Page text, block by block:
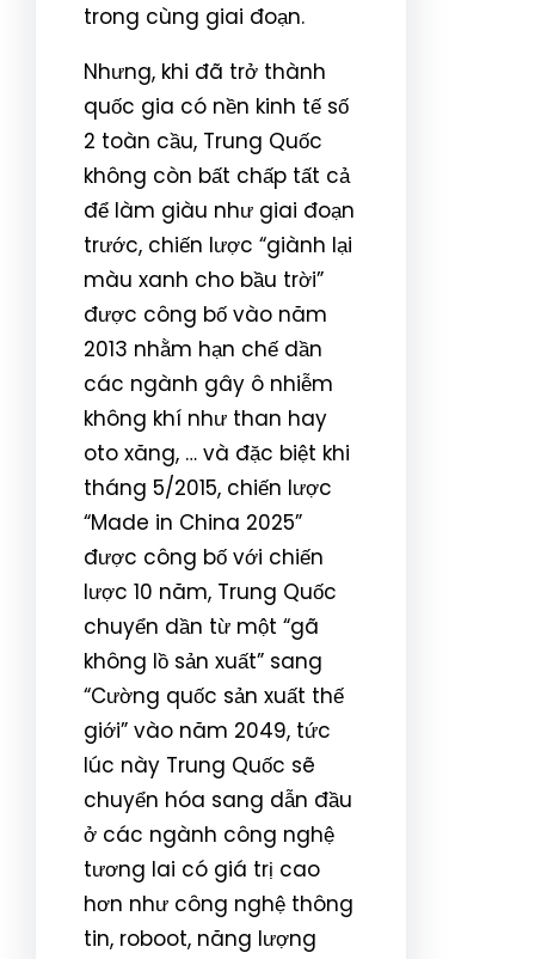
trong cùng giai đoạn.
Nhưng, khi đã trở thành
quốc gia có nền kinh tế số
2 toàn cầu, Trung Quốc
không còn bất chấp tất cả
để làm giàu như giai đoạn
trước, chiến lược “giành lại
màu xanh cho bầu trời”
được công bố vào năm
2013 nhằm hạn chế dần
các ngành gây ô nhiễm
không khí như than hay
oto xăng, … và đặc biệt khi
tháng 5/2015, chiến lược
“Made in China 2025”
được công bố với chiến
lược 10 năm, Trung Quốc
chuyển dần từ một “gã
không lồ sản xuất” sang
“Cường quốc sản xuất thế
giới” vào năm 2049, tức
lúc này Trung Quốc sẽ
chuyển hóa sang dẫn đầu
ở các ngành công nghệ
tương lai có giá trị cao
hơn như công nghệ thông
tin, roboot, năng lượng